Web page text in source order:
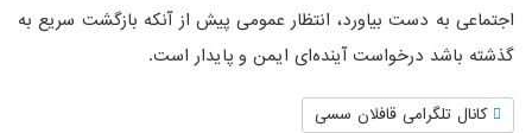
اجتماعی به دست بیاورد، انتظار عمومی پیش از آنکه بازگشت سریع به
گذشته باشد درخواست آینده‌ای ایمن و پایدار است.
کانال تلگرامی قافلان سسی